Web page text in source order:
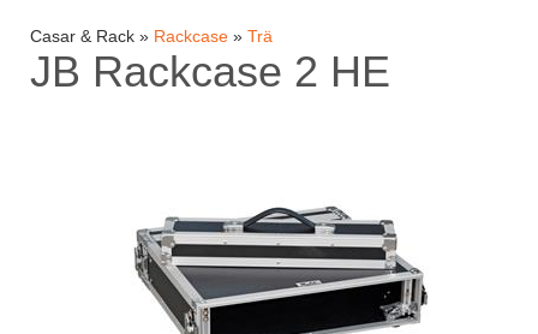
Casar & Rack » Rackcase » Trä
JB Rackcase 2 HE